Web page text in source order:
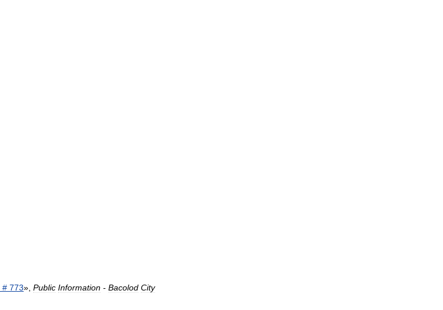
# 773», Public Information - Bacolod City